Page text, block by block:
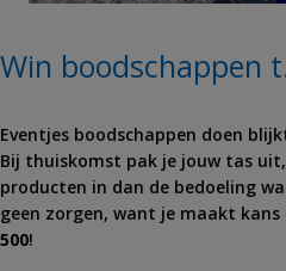
Win boodschappen
Eventjes boodschappen doen
Bij thuiskomst pak je jouw tas
producten in dan de bedoeling
geen zorgen, want je maakt kans
500!